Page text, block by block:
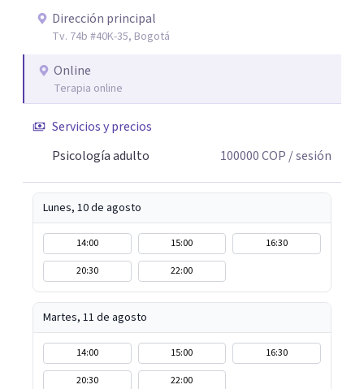
Dirección principal
Tv. 74b #40K-35, Bogotá
Online
Terapia online
Servicios y precios
Psicología adulto
100000COP / sesión
Lunes, 10 de agosto
14:00 15:00
16:30
20:30
22:00
Martes, 11 de agosto
14:00 15:00
16:30
20:30
22:00